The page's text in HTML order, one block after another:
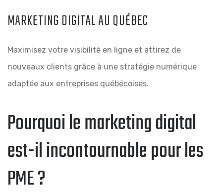
MARKETING DIGITAL AU QUÉBEC
Maximisez votre visibilité en ligne et attirez de
nouveaux clients grâce à une stratégie numérique
adaptée aux entreprises québécoises.
Pourquoi le marketing digital
est-il incontournable pour les
PME ?